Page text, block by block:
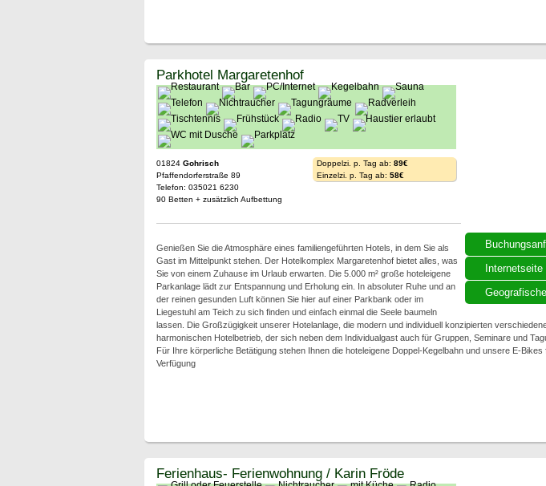
Internetseite
Parkhotel Margaretenhof
01824 Gohrisch
Pfaffendorferstraße 89
Telefon: 035021 6230
90 Betten + zusätzlich Aufbettung
Doppelzi. p. Tag ab: 89€
Einzelzi. p. Tag ab: 58€
Genießen Sie die Atmosphäre eines familiengeführten Hotels, in dem Sie als
Gast im Mittelpunkt stehen. Der Hotelkomplex Margaretenhof bietet alles, was
Sie von einem Zuhause im Urlaub erwarten. Die 5.000 m² große hoteleigene
Parkanlage lädt zur Entspannung und Erholung ein. In absoluter Ruhe und an
der reinen gesunden Luft können Sie hier auf einer Parkbank oder im
Liegestuhl am Teich zu sich finden und einfach einmal die Seele baumeln
lassen. Die Großzügigkeit unserer Hotelanlage, die modern und individuell konzipierten
harmonischen Hotelbetrieb, der sich neben dem Individualgast auch für Gruppen, Seminare und
Für Ihre körperliche Betätigung stehen Ihnen die hoteleigene Doppel-Kegelbahn und unsere E-Bikes
Verfügung
Ferienhaus- Ferienwohnung / Karin Fröde